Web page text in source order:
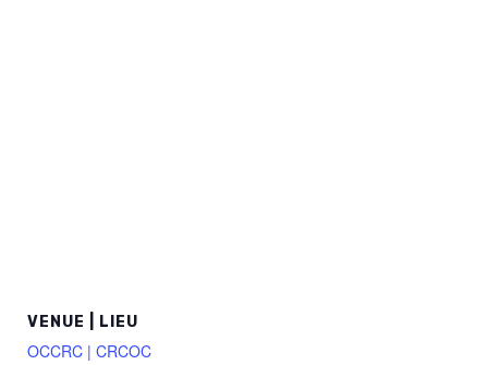
VENUE | LIEU
OCCRC | CRCOC